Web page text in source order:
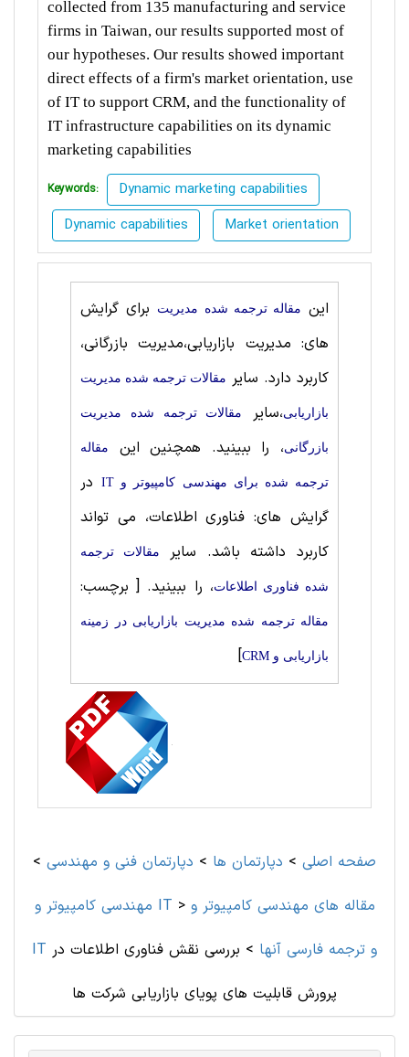
collected from 135 manufacturing and service
firms in Taiwan, our results supported most of
our hypotheses. Our results showed important
direct effects of a firm's market orientation, use
of IT to support CRM, and the functionality of
IT infrastructure capabilities on its dynamic
marketing capabilities
Keywords:
Dynamic marketing capabilities
Dynamic capabilities
Market orientation
این مقاله ترجمه شده مديريت
برای گرایش
های: مدیریت بازاریابی،مدیریت بازرگانی،
کاربرد دارد. سایر مقالات ترجمه شده مدیریت
بازاریابی،سایر مقالات ترجمه شده مدیریت
بازرگانی، را ببینید. همچنین این مقاله
ترجمه شده برای مهندسی کامپیوتر و IT
در
گرایش های: فناوری اطلاعات، می تواند
کاربرد داشته باشد. سایر
مقالات ترجمه
شده فناوری اطلاعات، را ببینید. [ برچسب:
مقاله ترجمه شده مدیریت بازاریابی در زمینه
بازاریابی و CRM ]
صفحه اصلی > دپارتمان ها > دپارتمان فنی و مهندسی >
مهندسی کامپیوتر و IT > مقاله های مهندسی کامپیوتر و
IT و ترجمه فارسی آنها > بررسی نقش فناوری اطلاعات در
پرورش قابلیت های پویای بازاریابی شرکت ها